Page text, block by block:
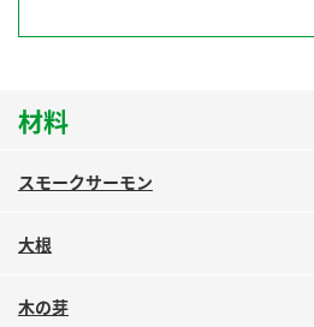
ぽん酢サワー
鍋奉行マニュアル
人気商品 ＋ おすすめレシピ
各部門が大切にしてい
お問い合わせ
材料
スモークサーモン
大根
木の芽